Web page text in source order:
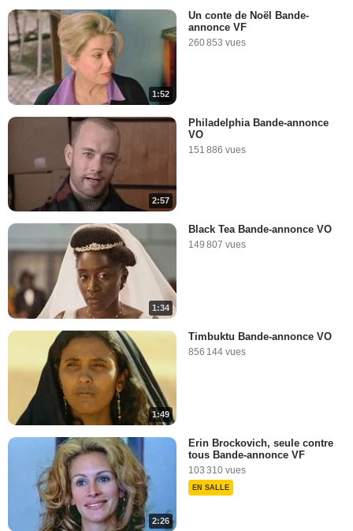
1:52
Un conte de Noël Bande-
annonce VF
260 853 vues
2:57
Philadelphia Bande-annonce
VO
151 886 vues
1:34
Black Tea Bande-annonce VO
149 807 vues
1:49
Timbuktu Bande-annonce VO
856 144 vues
2:26
Erin Brockovich, seule contre
tous Bande-annonce VF
103 310 vues
EN SALLE